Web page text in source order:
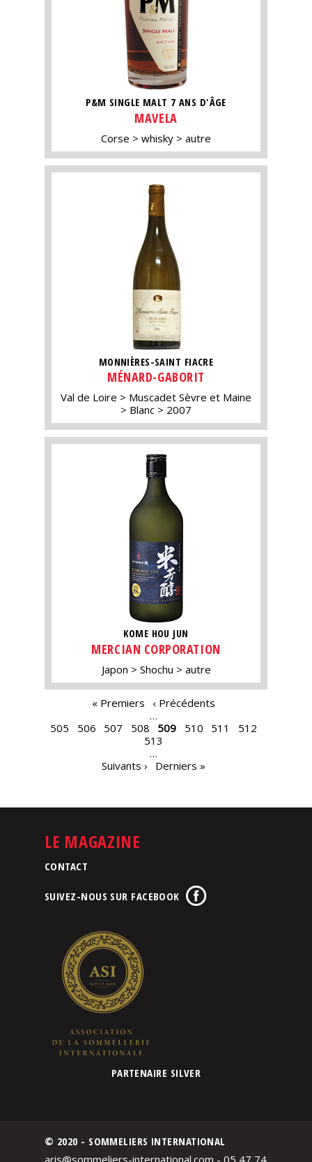
P&M SINGLE MALT 7 ANS D'ÂGE
MAVELA
Corse whisky autre
MONNIÈRES-SAINT FIACRE
MÉNARD-GABORIT
Val de Loire
Muscadet Sèvre et Maine
Blanc
2007
KOME HOU JUN
MERCIAN CORPORATION
Japon Shochu autre
« Premiers
‹ Précédents
…
505
506 507 508 509 510 511
512
513
…
Suivants ›
Derniers »
LE MAGAZINE
CONTACT
SUIVEZ-NOUS SUR FACEBOOK
PARTENAIRE SILVER
© 2020 - SOMMELIERS INTERNATIONAL
aris@sommeliers-international.com - 05 47 74